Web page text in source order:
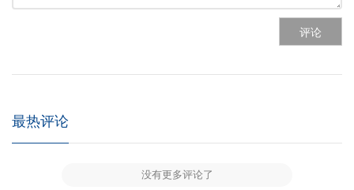
评论
最热评论
没有更多评论了